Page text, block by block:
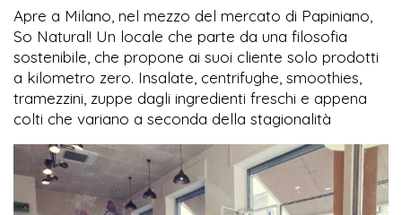
Apre a Milano, nel mezzo del mercato di Papiniano,
So Natural! Un locale che parte da una filosofia
sostenibile, che propone ai suoi cliente solo prodotti
a kilometro zero. Insalate, centrifughe, smoothies,
tramezzini, zuppe dagli ingredienti freschi e appena
colti che variano a seconda della stagionalità